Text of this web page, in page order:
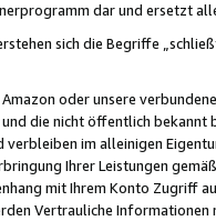
dar und ersetzt
sich die Begriffe
oder unsere
die nicht öffentlich
verbleiben im alleinigen
Ihrer Leistungen
mit Ihrem Konto
Vertrauliche